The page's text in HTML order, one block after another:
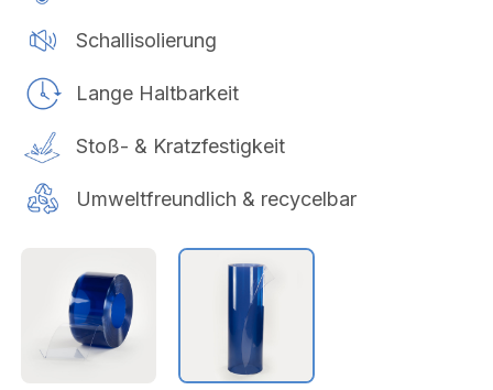
Schallisolierung
Lange Haltbarkeit
Stoß- & Kratzfestigkeit
Umweltfreundlich & recycelbar